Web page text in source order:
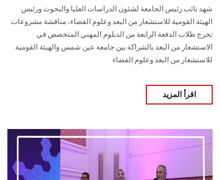
شهد نائب رئيس الجامعة لشئون الدراسات العليا والبحوث ورئيس
الهيئة القومية للاستشعار من البعد وعلوم الفضاء، مناقشة مشروعات
تخرج طلاب الدفعة الرابعة من الدبلوم المهني المتخصص في
الاستشعار من البعد بالشراكة بين جامعة عين شمس والهيئة القومية
للاستشعار من البعد وعلوم الفضاء
اقرأ المزيد